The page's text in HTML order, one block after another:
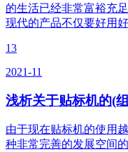
的生活已经非常富裕充
现代的产品不仅要好用
13
2021-11
浅析关于贴标机的(
由于现在贴标机的使用
种非常完善的发展空间